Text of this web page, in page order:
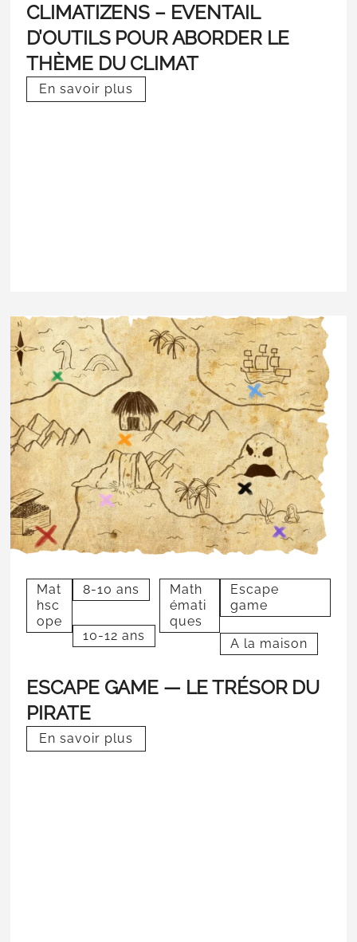
CLIMATIZENS – EVENTAIL
D’OUTILS POUR ABORDER LE
THÈME DU CLIMAT
En savoir plus
Mat
hsc
ope
8-10 ans
10-12 ans
Math
émati
ques
Escape
game
A la maison
ESCAPE GAME — LE TRÉSOR DU
PIRATE
En savoir plus